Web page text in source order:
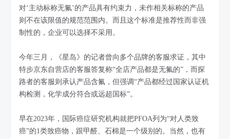
对‘主动标称无氟’的产品具有约束力，未作相关标称的产品
则不在该限值的规范范围内。而且这个标准是推荐性而非强
制性的，企业可以选择不采用。
今年三月，《星岛》的记者曾向多个品牌的客服求证，其中
特步京东自营店的客服答复称“全店产品都是无氟的”，而探
路者的客服则承认产品含氟，但强调“产品都经过国家认证机
构检测，化学成分符合或远超国标”。
早在2023年，国际癌症研究机构就把PFOA列为“对人类致
癌”的1类致癌物，跟甲醛、石棉是一个级别的。当然，也有